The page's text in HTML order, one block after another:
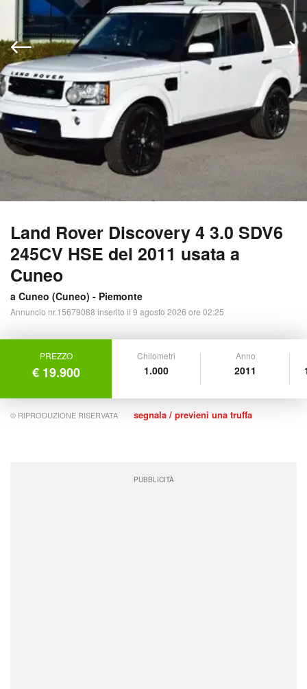
Land Rover Discovery 4 3.0 SDV6
245CV HSE del 2011 usata a
Cuneo
a Cuneo (Cuneo) - Piemonte
Annuncio nr.15679088 inserito il 9 agosto 2026 ore 02:25
PREZZO
€ 19.900
Chilometri
1.000
Anno
2011
© RIPRODUZIONE RISERVATA segnala / previeni una truffa
PUBBLICITÀ